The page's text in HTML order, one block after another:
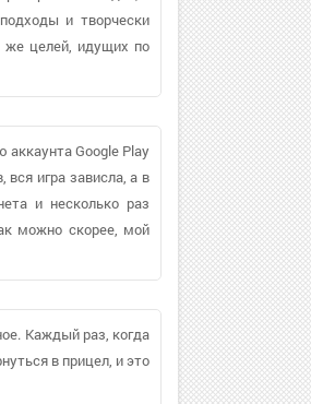
и творчески
же целей, идущих по
Google Play
вся игра зависла, а в
и несколько раз
можно скорее, мой
Каждый раз, когда
в прицел, и это